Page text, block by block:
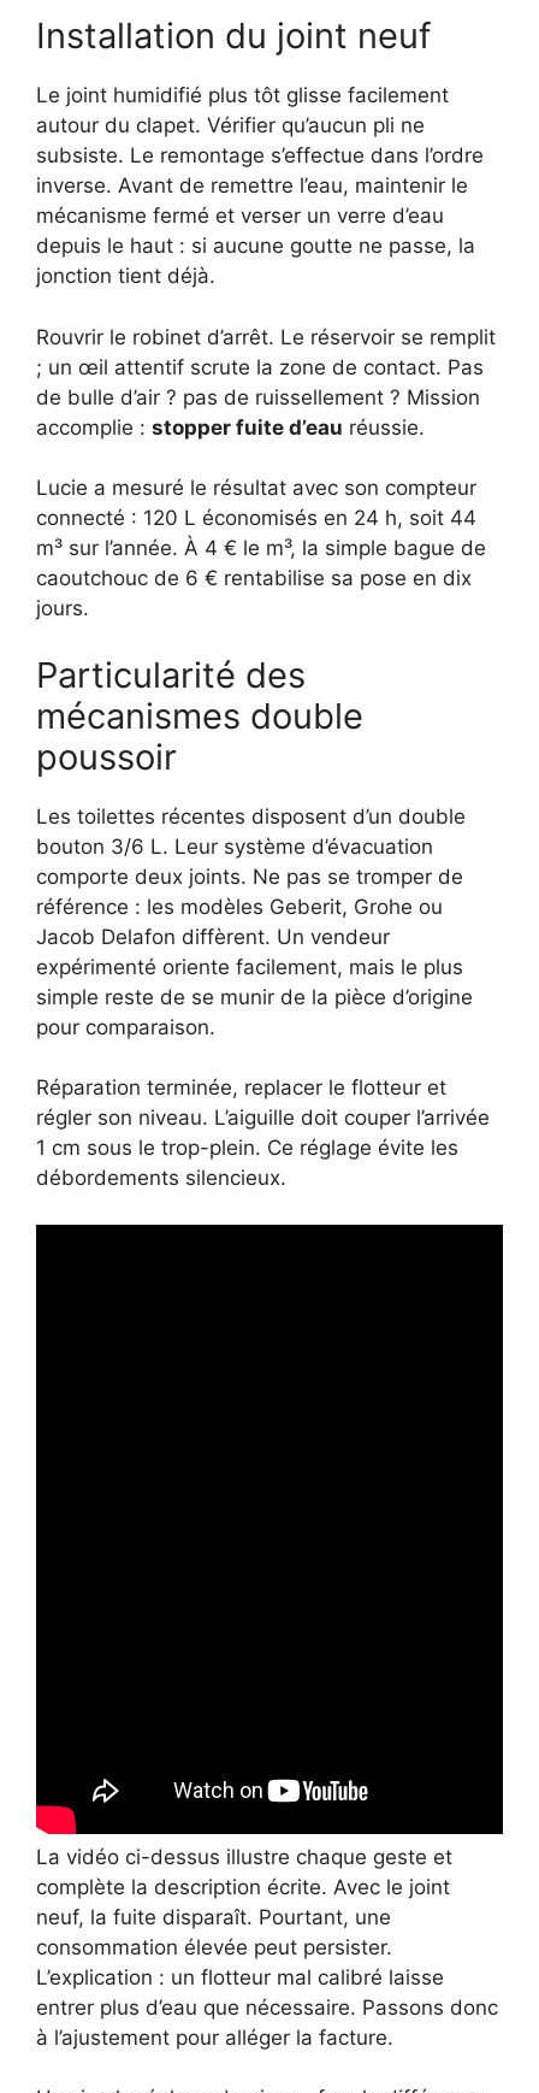
Installation du joint neuf
Le joint humidifié plus tôt glisse facilement
autour du clapet. Vérifier qu’aucun pli ne
subsiste. Le remontage s’effectue dans l’ordre
inverse. Avant de remettre l’eau, maintenir le
mécanisme fermé et verser un verre d’eau
depuis le haut : si aucune goutte ne passe, la
jonction tient déjà.
Rouvrir le robinet d’arrêt. Le réservoir se remplit
; un œil attentif scrute la zone de contact. Pas
de bulle d’air ? pas de ruissellement ? Mission
accomplie : stopper fuite d’eau réussie.
Lucie a mesuré le résultat avec son compteur
connecté : 120 L économisés en 24 h, soit 44
m³ sur l’année. À 4 € le m³, la simple bague de
caoutchouc de 6 € rentabilise sa pose en dix
jours.
Particularité des
mécanismes double
poussoir
Les toilettes récentes disposent d’un double
bouton 3/6 L. Leur système d’évacuation
comporte deux joints. Ne pas se tromper de
référence : les modèles Geberit, Grohe ou
Jacob Delafon diffèrent. Un vendeur
expérimenté oriente facilement, mais le plus
simple reste de se munir de la pièce d’origine
pour comparaison.
Réparation terminée, replacer le flotteur et
régler son niveau. L’aiguille doit couper l’arrivée
1 cm sous le trop-plein. Ce réglage évite les
débordements silencieux.
La vidéo ci-dessus illustre chaque geste et
complète la description écrite. Avec le joint
neuf, la fuite disparaît. Pourtant, une
consommation élevée peut persister.
L’explication : un flotteur mal calibré laisse
entrer plus d’eau que nécessaire. Passons donc
à l’ajustement pour alléger la facture.